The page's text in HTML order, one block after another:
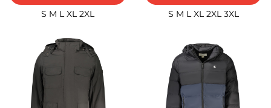
S M L XL 2XL
S M L XL 2XL 3XL